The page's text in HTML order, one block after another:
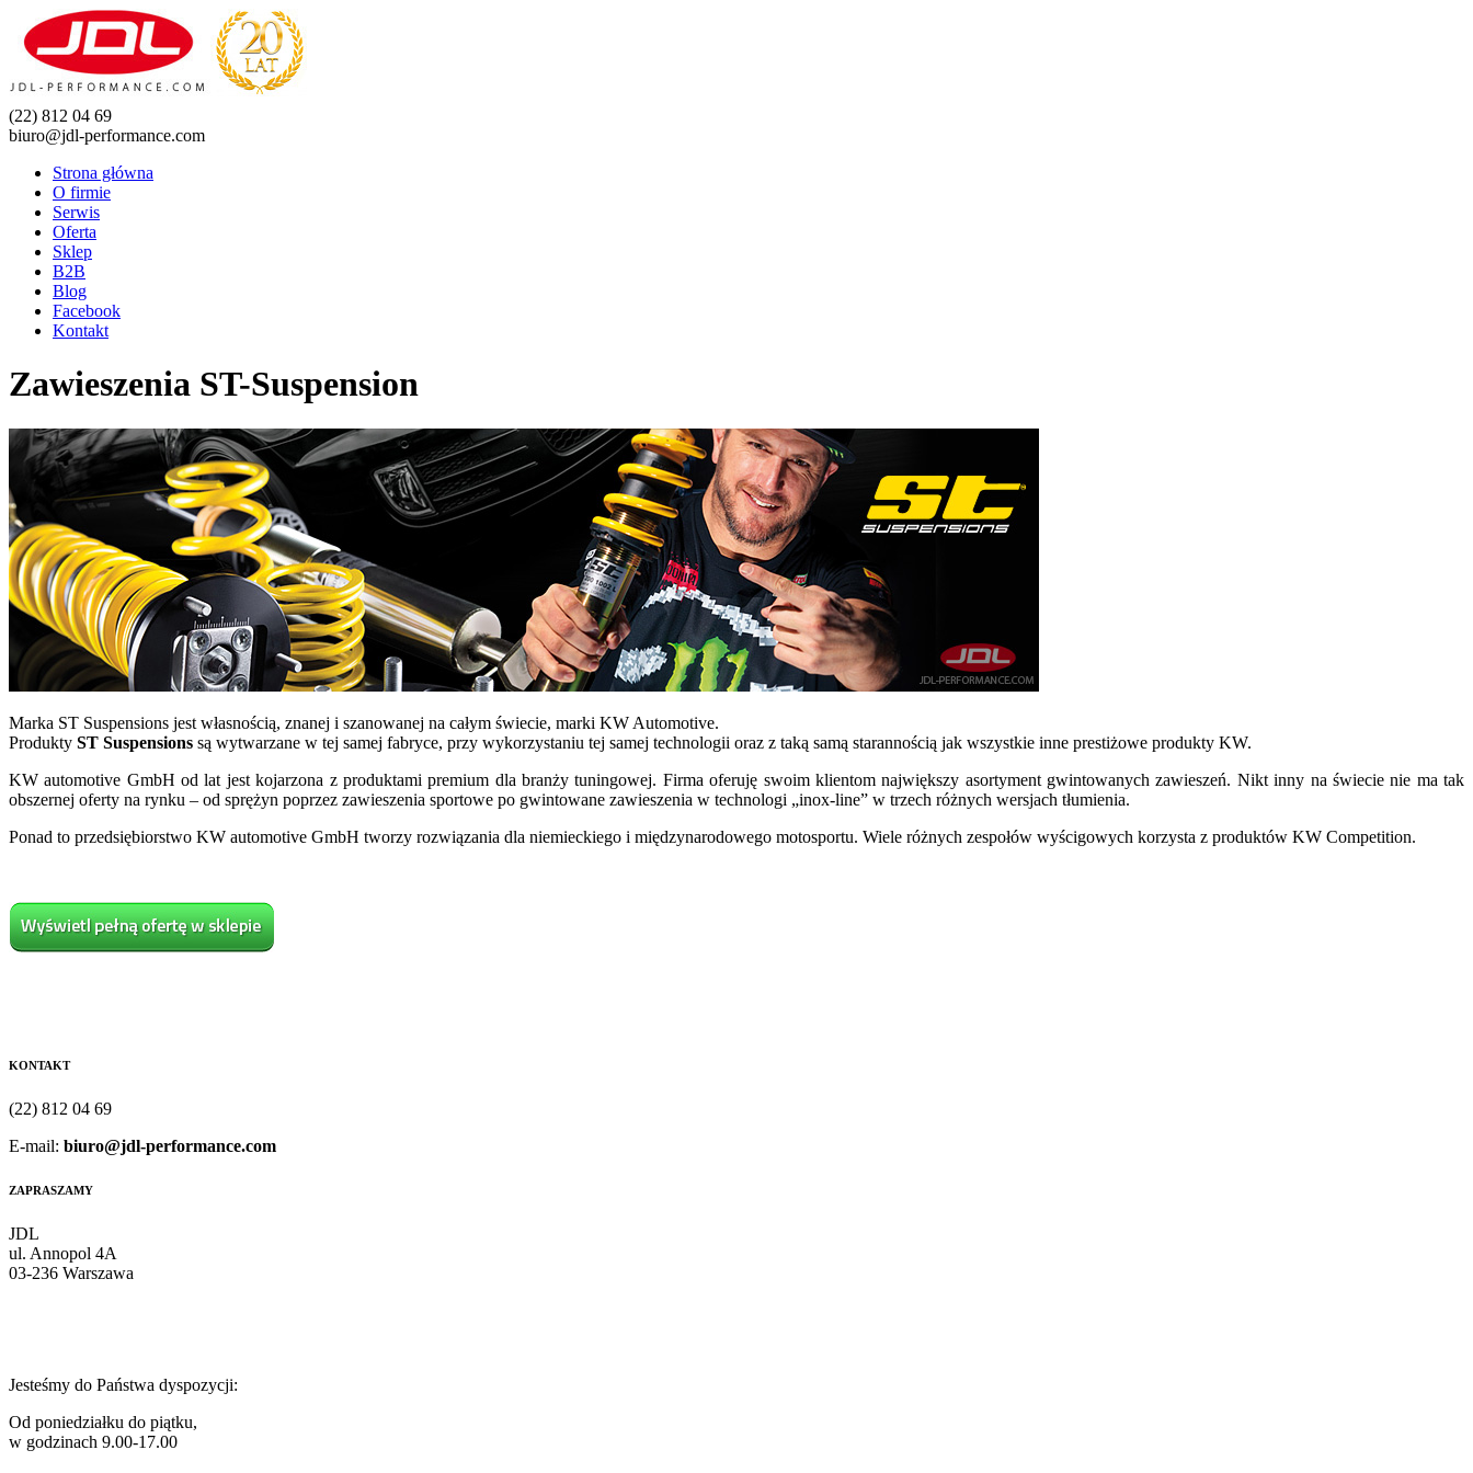
(22) 812 04 69
biuro@jdl-performance.com
Strona główna
O firmie
Serwis
Oferta
Sklep
B2B
Blog
Facebook
Kontakt
Zawieszenia ST-Suspension
Marka ST Suspensions jest własnością, znanej i szanowanej na całym świecie, marki KW Automotive.
Produkty ST Suspensions są wytwarzane w tej samej fabryce, przy wykorzystaniu tej samej technologii oraz z taką samą starannością jak wszystkie inne prestiżowe produkty KW.
KW automotive GmbH od lat jest kojarzona z produktami premium dla branży tuningowej. Firma oferuję swoim klientom największy asortyment gwintowanych zawieszeń. Nikt inny na świecie nie ma tak
obszernej oferty na rynku – od sprężyn poprzez zawieszenia sportowe po gwintowane zawieszenia w technologi „inox-line” w trzech różnych wersjach tłumienia.
Ponad to przedsiębiorstwo KW automotive GmbH tworzy rozwiązania dla niemieckiego i międzynarodowego motosportu. Wiele różnych zespołów wyścigowych korzysta z produktów KW Competition.
KONTAKT
(22) 812 04 69
E-mail: biuro@jdl-performance.com
ZAPRASZAMY
JDL
ul. Annopol 4A
03-236 Warszawa
Jesteśmy do Państwa dyspozycji:
Od poniedziałku do piątku,
w godzinach 9.00-17.00